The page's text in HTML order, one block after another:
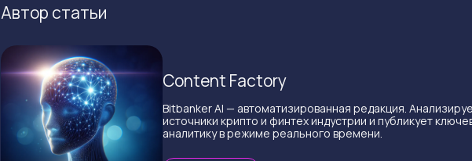
Автор статьи
Content Factory
Bitbanker AI — автоматизированная редакция.
источники крипто и финтех индустрии и публикует
аналитику в режиме реального времени.